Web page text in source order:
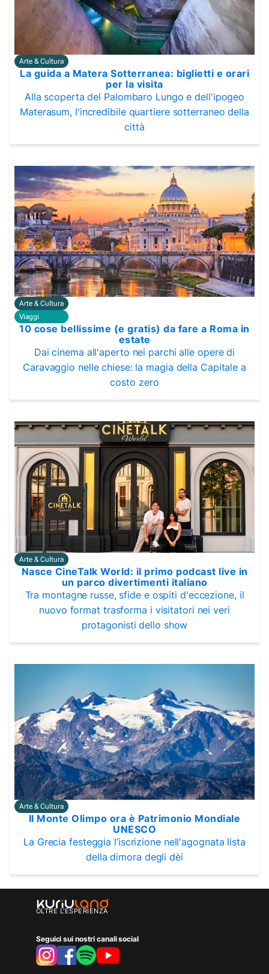
Arte & Cultura
La guida a Matera Sotterranea: biglietti e orari
per la visita
Alla scoperta del Palombaro Lungo e dell'ipogeo
Materasum, l'incredibile quartiere sotterraneo della
città
Arte & Cultura
Viaggi
10 cose bellissime (e gratis) da fare a Roma in
estate
Dai cinema all'aperto nei parchi alle opere di
Caravaggio nelle chiese: la magia della Capitale a
costo zero
Arte & Cultura
Nasce CineTalk World: il primo podcast live in
un parco divertimenti italiano
Tra montagne russe, sfide e ospiti d'eccezione, il
nuovo format trasforma i visitatori nei veri
protagonisti dello show
Arte & Cultura
Il Monte Olimpo ora è Patrimonio Mondiale
UNESCO
La Grecia festeggia l’iscrizione nell'agognata lista
della dimora degli dèi
OLTRE L'ESPERIENZA
Seguici sui nostri canali social